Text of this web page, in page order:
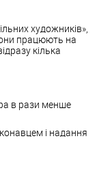
художників»,
працюють на
кілька
в рази менше
і надання